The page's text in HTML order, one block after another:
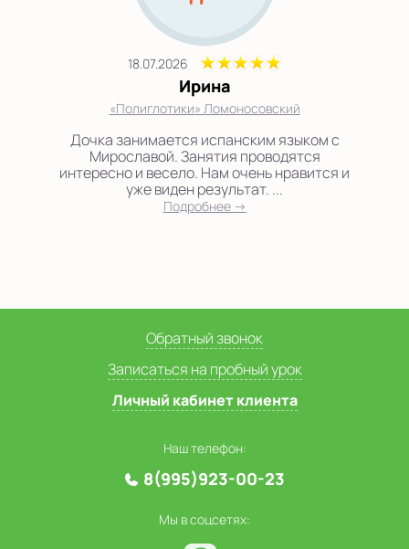
18.07.2026
Ирина
«Полиглотики» Ломоносовский
Дочка занимается испанским языком с
Мирославой. Занятия проводятся
интересно и весело. Нам очень нравится и
уже виден результат. ...
Подробнее →
Обратный звонок
Записаться на пробный урок
Личный кабинет клиента
Наш телефон:
8(995)923-00-23
Мы в соцсетях: